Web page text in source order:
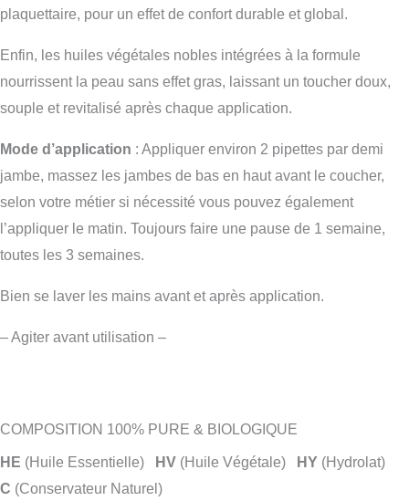
plaquettaire, pour un effet de confort durable et global.
Enfin, les huiles végétales nobles intégrées à la formule
nourrissent la peau sans effet gras, laissant un toucher doux,
souple et revitalisé après chaque application.
Mode d’application : Appliquer environ 2 pipettes par demi
jambe, massez les jambes de bas en haut avant le coucher,
selon votre métier si nécessité vous pouvez également
l’appliquer le matin. Toujours faire une pause de 1 semaine,
toutes les 3 semaines.
Bien se laver les mains avant et après application.
– Agiter avant utilisation –
COMPOSITION 100% PURE & BIOLOGIQUE
HE (Huile Essentielle) HV (Huile Végétale) HY (Hydrolat)
C (Conservateur Naturel)